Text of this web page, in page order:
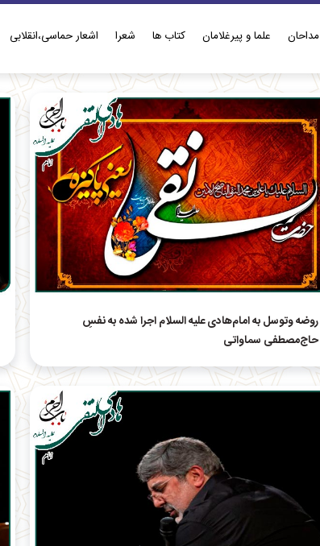
مداحان علما و پیرغلامان کتاب ها شعرا اشعار حماسی،انقلابی
روضه وتوسل به امام‌هادی علیه السلام اجرا شده به نفسِ
حاج‌مصطفی سماواتی